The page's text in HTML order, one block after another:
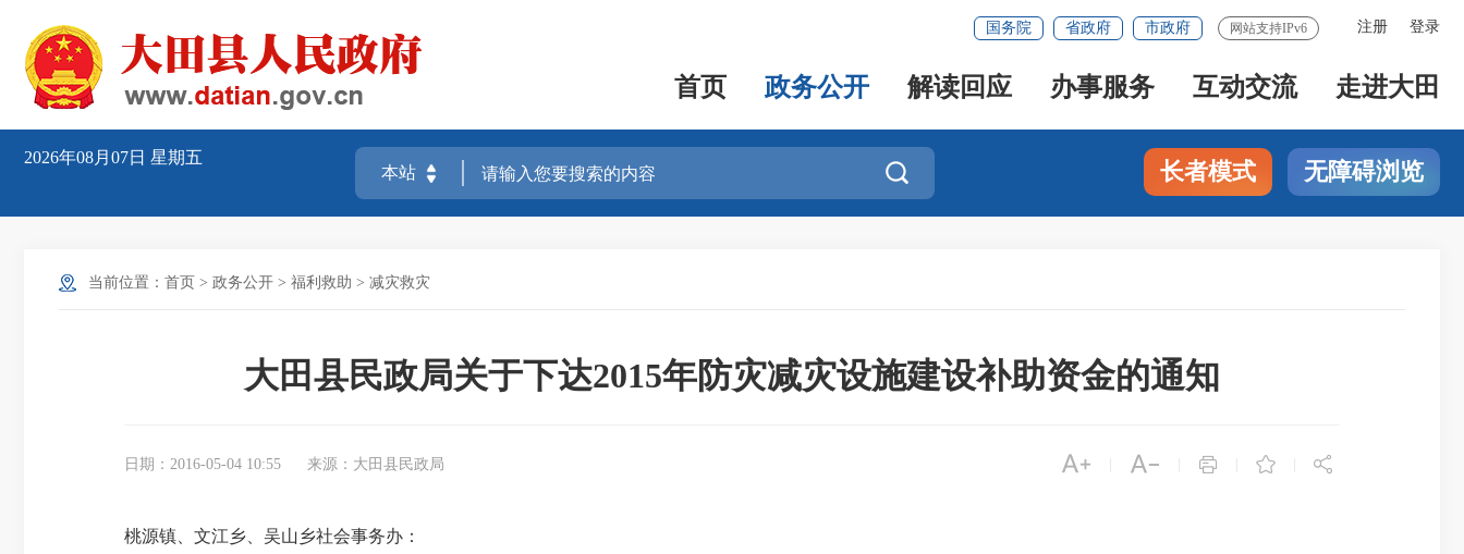
注册 登录
国务院 省政府 市政府 网站支持IPv6
首页 政务公开 解读回应 办事服务 互动交流 走进大田
2026年08月07日 星期五
 长者模式 无障碍浏览
当前位置： 首页 > 政务公开 > 福利救助 > 减灾救灾
大田县民政局关于下达2015年防灾减灾设施建设补助资金的通知
日期：2016-05-04 10:55 来源：大田县民政局     
桃源镇、文江乡、吴山乡社会事务办：